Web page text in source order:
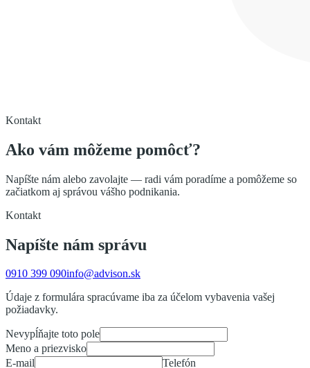
Kontakt
Ako vám môžeme pomôcť?
Napíšte nám alebo zavolajte — radi vám poradíme a pomôžeme so
začiatkom aj správou vášho podnikania.
Kontakt
Napíšte nám správu
0910 399 090info@advison.sk
Údaje z formulára spracúvame iba za účelom vybavenia vašej
požiadavky.
Nevypĺňajte toto pole
Meno a priezvisko
E-mail
Telefón